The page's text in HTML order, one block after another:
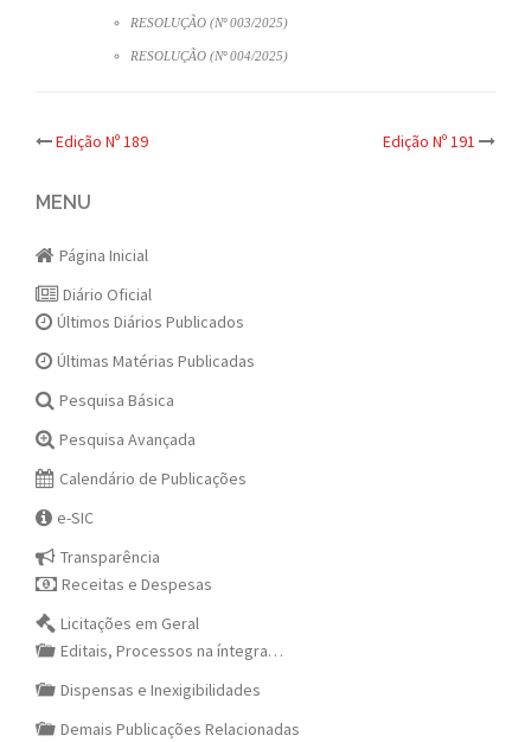
RESOLUÇÃO (Nº 003/2025)
RESOLUÇÃO (Nº 004/2025)
Post
navigation
Edição Nº 189 Edição Nº 191
MENU
Página Inicial
Diário Oficial
Últimos Diários Publicados
Últimas Matérias Publicadas
Pesquisa Básica
Pesquisa Avançada
Calendário de Publicações
e-SIC
Transparência
Receitas e Despesas
Licitações em Geral
Editais, Processos na íntegra…
Dispensas e Inexigibilidades
Demais Publicações Relacionadas